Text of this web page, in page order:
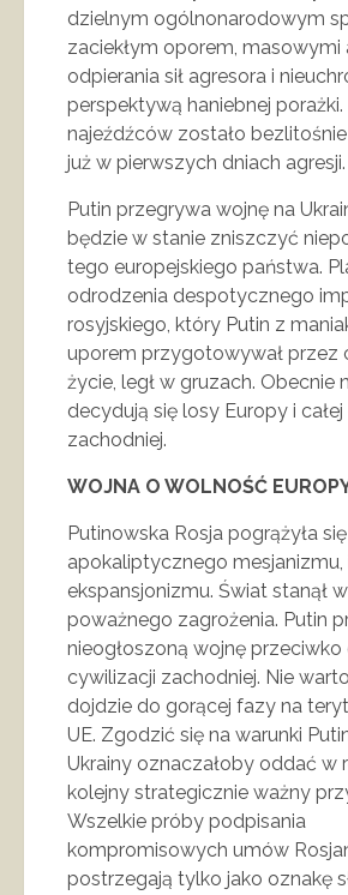
dzielnym ogólnonarodowym
zaciekłym oporem, masowymi
odpierania sił agresora i
perspektywą haniebnej
najeźdźców zostało
już w pierwszych dniach agresji.
Putin przegrywa wojnę na
będzie w stanie zniszczyć
tego europejskiego państwa.
odrodzenia despotycznego
rosyjskiego, który Putin z
uporem przygotowywał przez
życie, legł w gruzach. Obecnie
decydują się losy Europy i
zachodniej.
WOJNA O WOLNOŚĆ
Putinowska Rosja pogrążyła
apokaliptycznego mesjanizmu,
ekspansjonizmu. Świat stanął
poważnego zagrożenia. Putin
nieogłoszoną wojnę przeciwko
cywilizacji zachodniej. Nie
dojdzie do gorącej fazy na
UE. Zgodzić się na warunki
Ukrainy oznaczałoby oddać w
kolejny strategicznie ważny
Wszelkie próby podpisania
kompromisowych umów
postrzegają tylko jako oznakę